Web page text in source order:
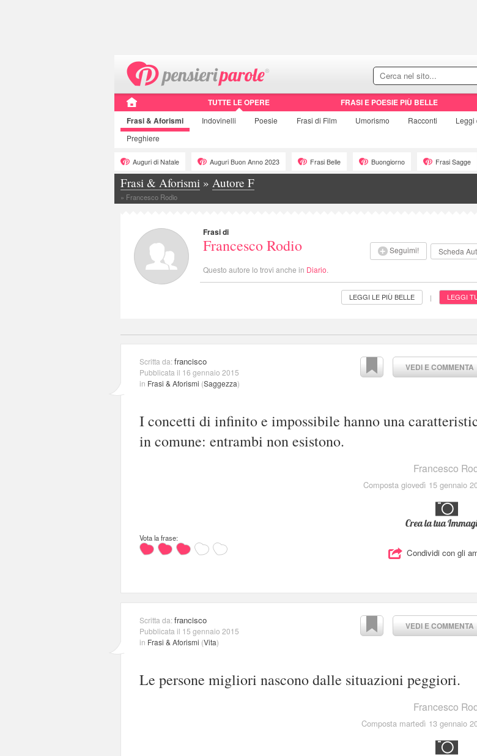
TUTTE LE OPERE FRASI E POESIE PIÙ BELLE
Frasi& Aforismi Indovinelli Poesie Frasi di Film Umorismo Racconti Leggi
Preghiere
Auguri di Natale Auguri Buon Anno 2023 Frasi Belle Buongiorno Frasi Sagge
Frasi & Aforismi » Autore F
» Francesco Rodio
Seguimi! Scheda
Frasi di
Francesco Rodio
Questo autore lo trovi anche in Diario
LEGGI LE PIÙ BELLE | LEGGI
VEDI E COMMENTA
Scritta da:francisco
Pubblicata il 16 gennaio 2015
in Frasi & Aforismi (Saggezza)
I concetti di infinito e impossibile hanno una
in comune: entrambi non esistono.
Francesco
Composta giovedì 15 gennaio
Crea la tua
Vota la frase:
Condividi con gli
VEDI E COMMENTA
Scritta da:francisco
Pubblicata il 15 gennaio 2015
in Frasi & Aforismi (Vita)
Le persone migliori nascono dalle situazioni peggiori.
Francesco
Composta martedì 13 gennaio